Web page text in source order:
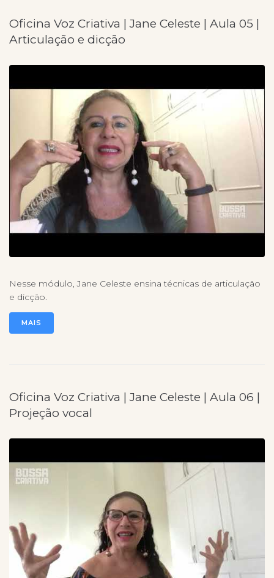
Oficina Voz Criativa | Jane Celeste | Aula 05 |
Articulação e dicção
Nesse módulo, Jane Celeste ensina técnicas de articulação
e dicção.
MAIS
Oficina Voz Criativa | Jane Celeste | Aula 06 |
Projeção vocal